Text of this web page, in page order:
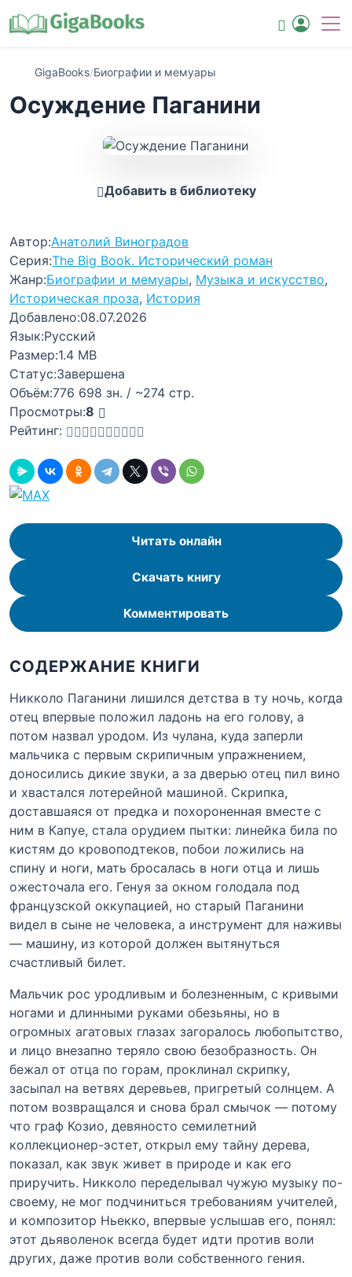
GigaBooks/Биографии и мемуары
Осуждение Паганини
Добавить в библиотеку
Автор:Анатолий Виноградов
Серия:The Big Book. Исторический роман
Жанр:Биографии и мемуары, Музыка и искусство,
Историческая проза, История
Добавлено:08.07.2026
Язык:Русский
Размер:1.4 MB
Статус:Завершена
Объём:776 698 зн. / ~274 стр.
Просмотры:8
Рейтинг:
Читать онлайн
Скачать книгу
Комментировать
СОДЕРЖАНИЕ КНИГИ
Никколо Паганини лишился детства в ту ночь, когда
отец впервые положил ладонь на его голову, а
потом назвал уродом. Из чулана, куда заперли
мальчика с первым скрипичным упражнением,
доносились дикие звуки, а за дверью отец пил вино
и хвастался лотерейной машиной. Скрипка,
доставшаяся от предка и похороненная вместе с
ним в Капуе, стала орудием пытки: линейка била по
кистям до кровоподтеков, побои ложились на
спину и ноги, мать бросалась в ноги отца и лишь
ожесточала его. Генуя за окном голодала под
французской оккупацией, но старый Паганини
видел в сыне не человека, а инструмент для наживы
— машину, из которой должен вытянуться
счастливый билет.
Мальчик рос уродливым и болезненным, с кривыми
ногами и длинными руками обезьяны, но в
огромных агатовых глазах загоралось любопытство,
и лицо внезапно теряло свою безобразность. Он
бежал от отца по горам, проклинал скрипку,
засыпал на ветвях деревьев, пригретый солнцем. А
потом возвращался и снова брал смычок — потому
что граф Козио, девяносто семилетний
коллекционер-эстет, открыл ему тайну дерева,
показал, как звук живет в природе и как его
приручить. Никколо переделывал чужую музыку по-
своему, не мог подчиниться требованиям учителей,
и композитор Ньекко, впервые услышав его, понял:
этот дьяволенок всегда будет идти против воли
других, даже против воли собственного гения.